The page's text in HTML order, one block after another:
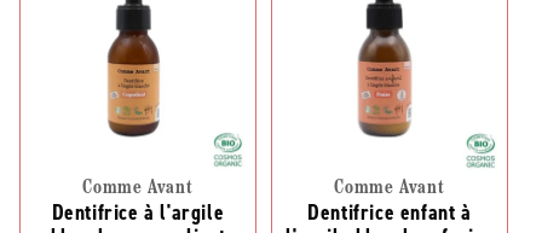
Comme Avant
Dentifrice à l'argile
Comme Avant
Dentifrice enfant à